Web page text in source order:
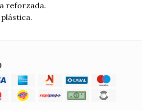
reforzada.